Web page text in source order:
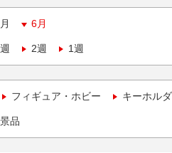
6月
2週 1週
フィギュア・ホビー キーホル
品